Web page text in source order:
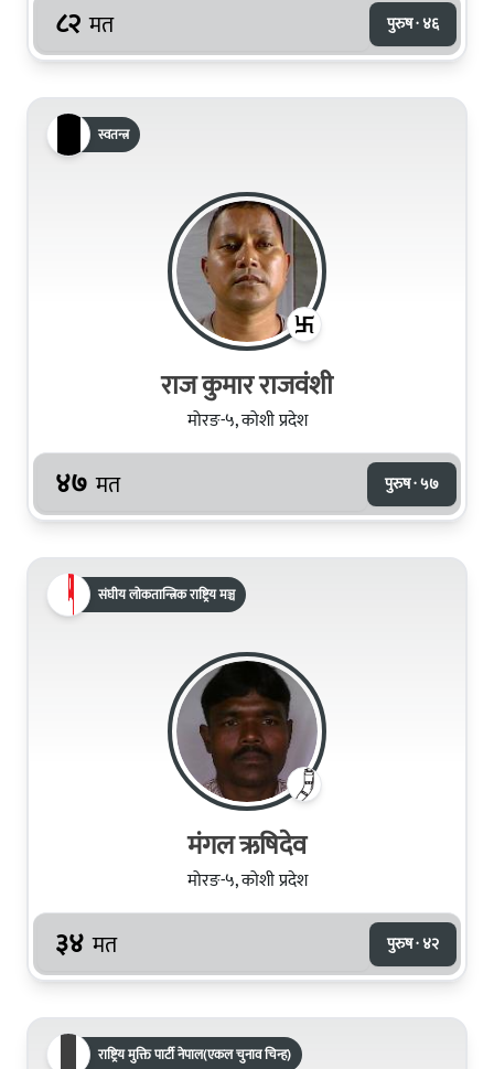
८२ मत पुरुष · ४६
स्वतन्त्र
राज कुमार राजवंशी
मोरङ-५, कोशी प्रदेश
४७ मत पुरुष · ५७
संघीय लोकतान्त्रिक राष्ट्रिय मञ्च
मंगल ऋषिदेव
मोरङ-५, कोशी प्रदेश
३४ मत पुरुष · ४२
राष्ट्रिय मुक्ति पार्टी नेपाल(एकल चुनाव चिन्ह)